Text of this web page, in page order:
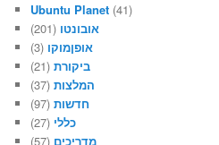
Ubuntu Planet (41)
אובונטו (201)
אופןמוקו (3)
ביקורת(21)
המלצות(37)
חדשות(97)
כללי (27)
מדריכים (57)